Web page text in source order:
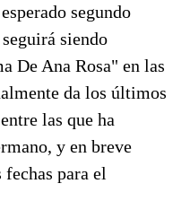
segundo
siendo
De Ana Rosa" en las
da los últimos
las que ha
y en breve
para el